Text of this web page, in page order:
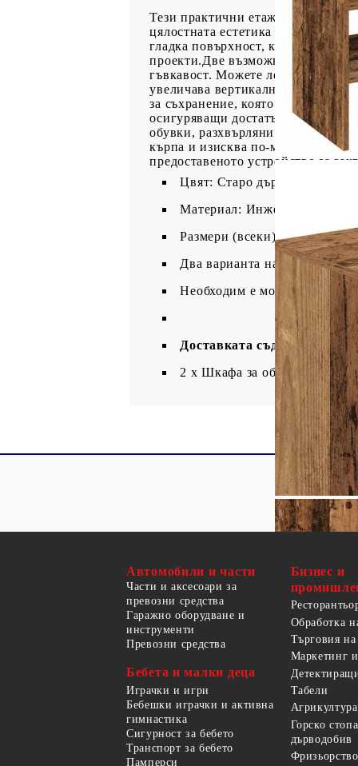
Тези практични етажерки за
цялостната естетика на дома ви.
гладка повърхност, която е
проекти.Две възможности за
гъвкавост. Можете лесно да ги
увеличава вертикалното
за съхранение, която се
осигуряващи достатъчно място
обувки, разхвърляни по
кърпа и изисква по-малко
предоставеното устройство за
Цвят: Старо дърво
Материал: Инженерно дърво
Размери (всеки): 60 x 30 x
Два варианта на сглобяване
Необходим е монтаж
Доставката съдържа:
2 x Шкафа за обувки
Автомобили и части
Части и аксесоари за
превозни средства
Гаражно оборудване и
инструменти
Превозни средства
Бебета и малки деца
Играчки и игри
Бебешки играчки и активна
гимнастика
Сигурност за бебето
Транспорт за бебето
Памперси
Бизнес и
Обработка
Търговия
Маркетинг
Табели
Агрикултура
Горско
дърводобив